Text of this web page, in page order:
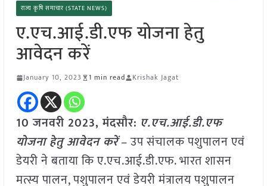
राज्य कृषि समाचार (STATE NEWS)
ए.एच.आई.डी.एफ योजना हेतु
आवेदन करें
January 10, 2023 1 min read Krishak Jagat
10 जनवरी 2023, मंदसौर: ए.एच.आई.डी.एफ
योजना हेतु आवेदन करें– उप संचालक पशुपालन एवं
डेयरी ने बताया कि ए.एच.आई.डी.एफ. भारत शासन
मत्स्य पालन, पशुपालन एवं डेयरी मंत्रालय पशुपालन